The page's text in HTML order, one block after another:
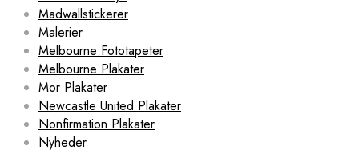
Madwallstickerer
Malerier
Melbourne Fototapeter
Melbourne Plakater
Mor Plakater
Newcastle United Plakater
Nonfirmation Plakater
Nyheder